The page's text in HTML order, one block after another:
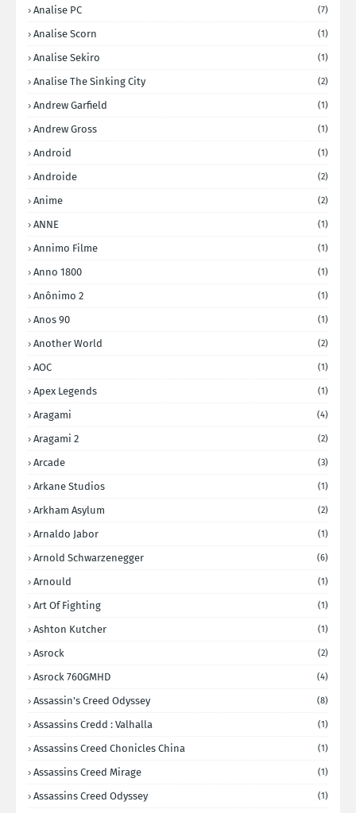
Analise PC (7)
Analise Scorn (1)
Analise Sekiro (1)
Analise The Sinking City (2)
Andrew Garfield (1)
Andrew Gross (1)
Android (1)
Androide (2)
Anime (2)
ANNE (1)
Annimo Filme (1)
Anno 1800 (1)
Anônimo 2 (1)
Anos 90 (1)
Another World (2)
AOC (1)
Apex Legends (1)
Aragami (4)
Aragami 2 (2)
Arcade (3)
Arkane Studios (1)
Arkham Asylum (2)
Arnaldo Jabor (1)
Arnold Schwarzenegger (6)
Arnould (1)
Art Of Fighting (1)
Ashton Kutcher (1)
Asrock (2)
Asrock 760GMHD (4)
Assassin's Creed Odyssey (8)
Assassins Credd : Valhalla (1)
Assassins Creed Chonicles China (1)
Assassins Creed Mirage (1)
Assassins Creed Odyssey (1)